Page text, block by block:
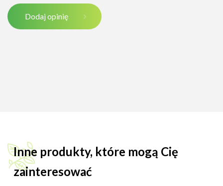
Dodaj opinię
Inne produkty, które mogą Cię
zainteresować